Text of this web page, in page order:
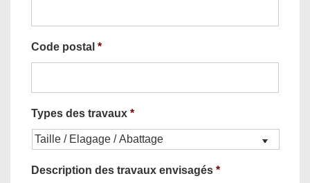
Code postal *
Types des travaux *
Description des travaux envisagés *